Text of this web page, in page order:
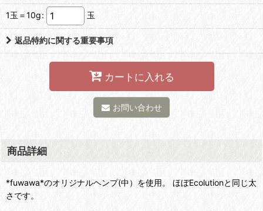
1玉＝10g: 玉
返品特約に関する重要事項
カートに入れる
お問い合わせ
商品詳細
*fuwawa*のオリジナルヘンプ(中）を使用。 ほぼEcolutionと同じ太
さです。